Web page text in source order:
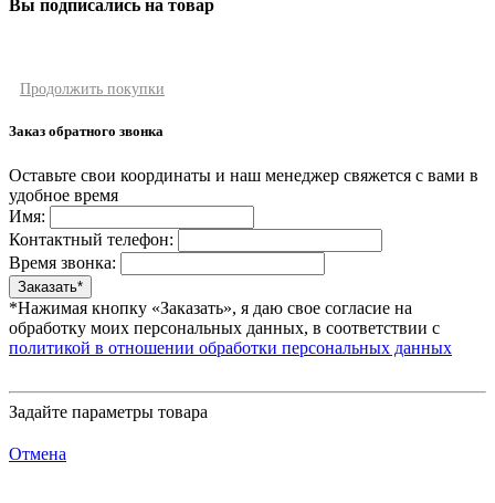
Вы подписались на товар
Продолжить покупки
Заказ обратного звонка
Оставьте свои координаты и наш менеджер свяжется с вами в
удобное время
Имя:
Контактный телефон:
Время звонка:
*Нажимая кнопку «Заказать», я даю свое согласие на
обработку моих персональных данных, в соответствии с
политикой в отношении обработки персональных данных
Задайте параметры товара
Отмена